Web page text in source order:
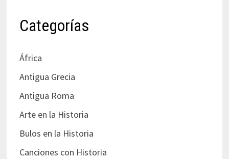
Categorías
África
Antigua Grecia
Antigua Roma
Arte en la Historia
Bulos en la Historia
Canciones con Historia